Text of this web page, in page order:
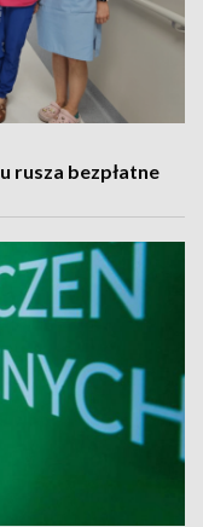
rusza bezpłatne